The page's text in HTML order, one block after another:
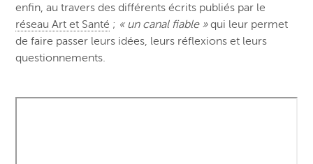
enfin, au travers des différents écrits publiés par le
réseau Art et Santé ; « un canal fiable »qui leur permet
de faire passer leurs idées, leurs réflexions et leurs
questionnements.